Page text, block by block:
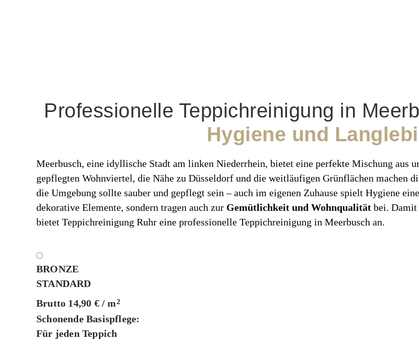
Professionelle Teppichreinigung in
Hygiene und
Meerbusch, eine idyllische Stadt am linken Niederrhein, bietet eine perfekte Mischung aus
gepflegten Wohnviertel, die Nähe zu Düsseldorf und die weitläufigen Grünflächen machen
die Umgebung sollte sauber und gepflegt sein – auch im eigenen Zuhause spielt Hygiene
dekorative Elemente, sondern tragen auch zur Gemütlichkeit und Wohnqualität bei. Damit
bietet Teppichreinigung Ruhr eine professionelle Teppichreinigung in Meerbusch an.
BRONZE
STANDARD
Brutto 14,90 € / m2
Schonende Basispflege:
Für jeden Teppich